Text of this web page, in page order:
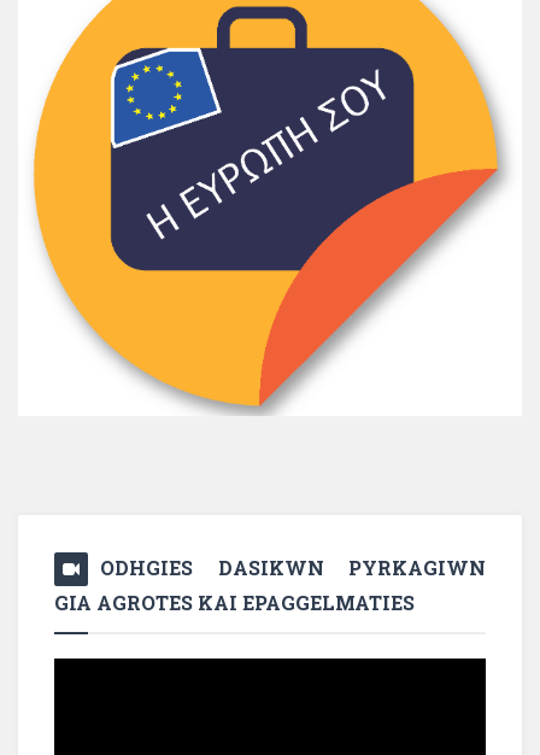
ODHGIES DASIKWN PYRKAGIWN
GIA AGROTES KAI EPAGGELMATIES